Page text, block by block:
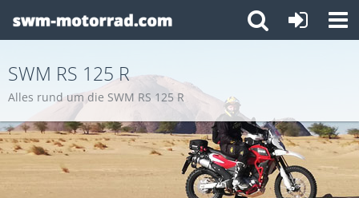
SWM RS 125 R
Alles rund um die SWM RS 125 R